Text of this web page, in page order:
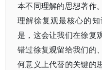
本不同理解的思想著作
理解徐复观最核心的
是，这会让我们在徐复
错过徐复观留给我们的
何意义上代替的关键的